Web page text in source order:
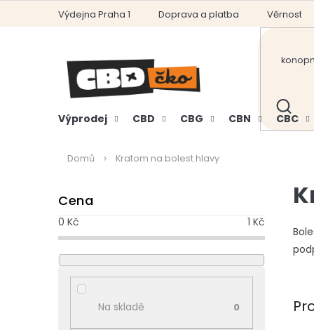
Výdejna Praha 1 Doprava a platba Věrnostní
HLEDAT
Výprodej CBD CBG CBN CBC
Domů Kratom na bolest hlavy
o
s
t
r
a
Cena
0 Kč 1 Kč
Na skladě 0